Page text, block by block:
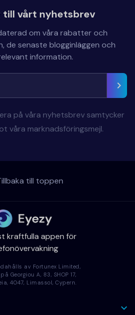
till vårt nyhetsbrev
om våra rabatter och
de senaste blogginläggen och
information.
på våra nyhetsbrev samtycker
våra marknadsföringsmejl.
till toppen
kraftfulla appen för
av Fortunex Limited,
Georgiou A, 83, SHOP 17,
4047, Limassol, Cypern.